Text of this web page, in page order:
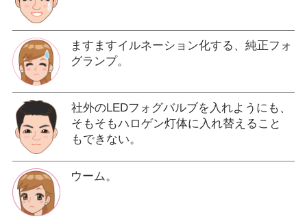
ますますイルネーション化する、純正フォ
グランプ。
社外のLEDフォグバルブを入れようにも、
そもそもハロゲン灯体に入れ替えること
もできない。
ウーム。